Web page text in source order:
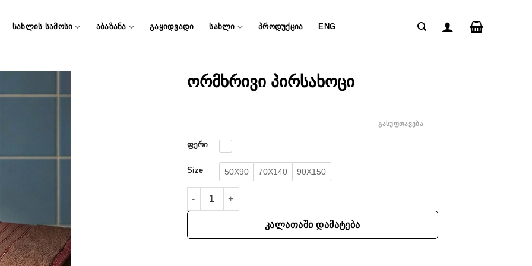
ᲡᲐᲮᲚᲘᲡ ᲡᲐᲛᲝᲡᲘ ᲐᲑᲐᲖᲐᲜᲐ ᲒᲐᲧᲘᲓᲕᲐᲓᲘ ᲡᲐᲮᲚᲘ ᲞᲠᲝᲓᲣᲥᲪᲘᲐ ENG
ორმხრივი პირსახოცი
ფერი
Size 50X90 70X140 90X150
ᲒᲐᲡᲣᲤᲗᲐᲕᲔᲑᲐ
რაოდენობა: ორმხრივი პირსახოცი
ᲙᲐᲚᲐᲗᲐᲨᲘ ᲓᲐᲛᲐᲢᲔᲑᲐ